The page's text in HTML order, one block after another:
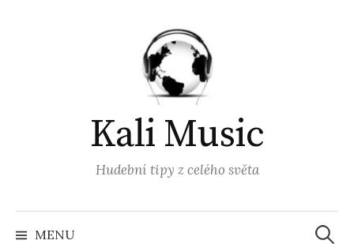
Kali Music
Hudební tipy z celého světa
MENU